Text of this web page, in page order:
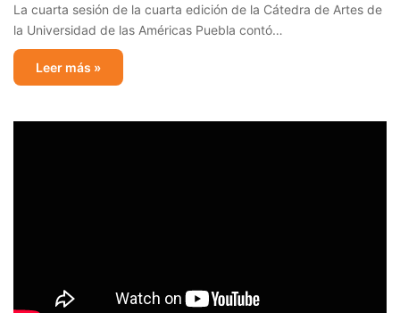
La cuarta sesión de la cuarta edición de la Cátedra de Artes de
la Universidad de las Américas Puebla contó…
Leer más »